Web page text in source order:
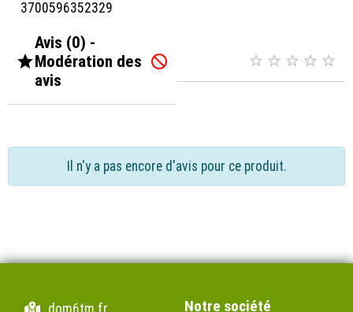
3700596352329

Avis (0) -
Modération des
avis
     
Il n'y a pas encore d'avis pour ce produit.
dom6tm.fr
Notre société